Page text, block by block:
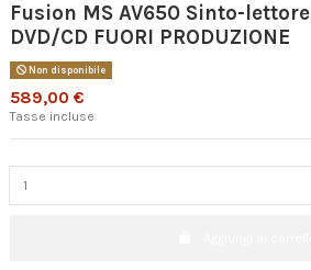
Fusion MS AV650 Sinto-lettore
DVD/CD FUORI PRODUZIONE
Non disponibile
589,00 €
Tasse incluse